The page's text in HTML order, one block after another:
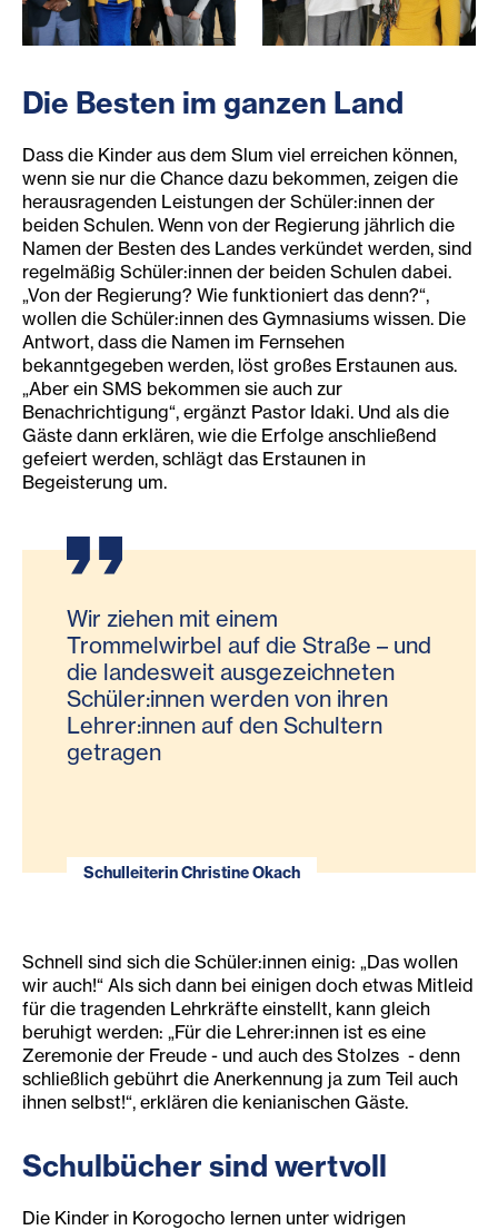
Die Besten im ganzen Land
Dass die Kinder aus dem Slum viel erreichen können,
wenn sie nur die Chance dazu bekommen, zeigen die
herausragenden Leistungen der Schüler:innen der
beiden Schulen. Wenn von der Regierung jährlich die
Namen der Besten des Landes verkündet werden, sind
regelmäßig Schüler:innen der beiden Schulen dabei.
„Von der Regierung? Wie funktioniert das denn?“,
wollen die Schüler:innen des Gymnasiums wissen. Die
Antwort, dass die Namen im Fernsehen
bekanntgegeben werden, löst großes Erstaunen aus.
„Aber ein SMS bekommen sie auch zur
Benachrichtigung“, ergänzt Pastor Idaki. Und als die
Gäste dann erklären, wie die Erfolge anschließend
gefeiert werden, schlägt das Erstaunen in
Begeisterung um.
Wir ziehen mit einem
Trommelwirbel auf die Straße – und
die landesweit ausgezeichneten
Schüler:innen werden von ihren
Lehrer:innen auf den Schultern
getragen
Schulleiterin Christine Okach
Schnell sind sich die Schüler:innen einig: „Das wollen
wir auch!“ Als sich dann bei einigen doch etwas Mitleid
für die tragenden Lehrkräfte einstellt, kann gleich
beruhigt werden: „Für die Lehrer:innen ist es eine
Zeremonie der Freude - und auch des Stolzes - denn
schließlich gebührt die Anerkennung ja zum Teil auch
ihnen selbst!“, erklären die kenianischen Gäste.
Schulbücher sind wertvoll
Die Kinder in Korogocho lernen unter widrigen